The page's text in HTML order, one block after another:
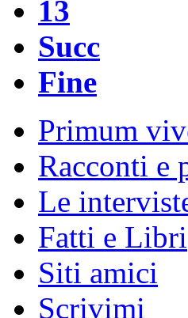
13
Succ
Fine
Primum
Racconti e
Le
Fatti e Libri
Siti amici
Scrivimi